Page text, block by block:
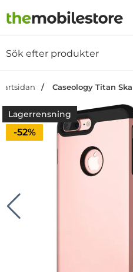
Startsidan för
Caseology Titan
Lagerrensning
Priset är nedsatt med
-52%